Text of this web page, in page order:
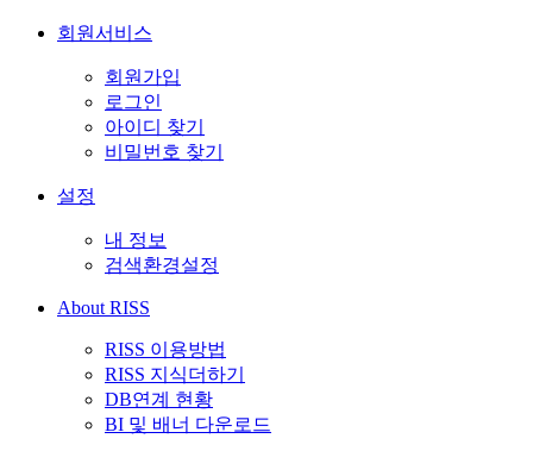
회원서비스
회원가입
로그인
아이디 찾기
비밀번호 찾기
설정
내 정보
검색환경설정
About RISS
RISS 이용방법
RISS 지식더하기
DB연계 현황
BI 및 배너 다운로드